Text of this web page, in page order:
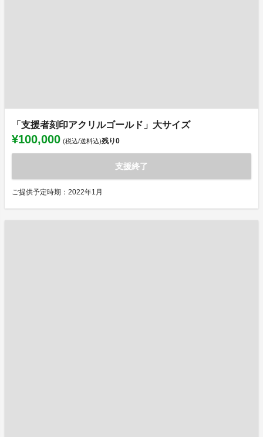
「支援者刻印アクリルゴールド」大サイズ
¥100,000 (税込/送料込)残り0
支援終了
ご提供予定時期：2022年1月